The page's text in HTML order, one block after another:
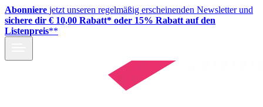
Abonniere jetzt unseren regelmäßig erscheinenden Newsletter und
sichere dir € 10,00 Rabatt* oder 15% Rabatt auf den
Listenpreis**